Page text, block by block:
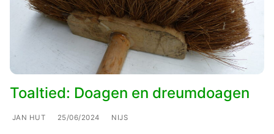
Toaltied: Doagen en dreumdoagen
JAN HUT 25/06/2024 NIJS